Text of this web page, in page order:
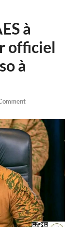
à
officiel
à